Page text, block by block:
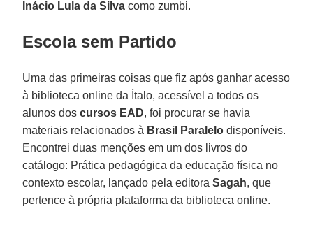
Inácio Lula da Silva como zumbi.
Escola sem Partido
Uma das primeiras coisas que fiz após ganhar acesso
à biblioteca online da Ítalo, acessível a todos os
alunos doscursos EAD, foi procurar se havia
materiais relacionados à Brasil Paralelo disponíveis.
Encontrei duas menções em um dos livros do
catálogo: Prática pedagógica da educação física no
contexto escolar, lançado pela editoraSagah, que
pertence à própria plataforma da biblioteca online.